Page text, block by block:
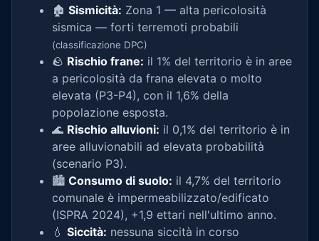
🏚️ Sismicità: Zona 1 — alta pericolosità
sismica — forti terremoti probabili
(classificazione DPC)
🪨 Rischio frane: il 1% del territorio è in aree
a pericolosità da frana elevata o molto
elevata (P3-P4), con il 1,6% della
popolazione esposta.
🌊 Rischio alluvioni: il 0,1% del territorio è in
aree alluvionabili ad elevata probabilità
(scenario P3).
🏙️ Consumo di suolo: il 4,7% del territorio
comunale è impermeabilizzato/edificato
(ISPRA 2024), +1,9 ettari nell'ultimo anno.
💧 Siccità: nessuna siccità in corso